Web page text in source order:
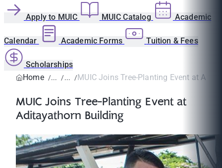
Apply to MUIC MUIC Catalog Academic
Calendar Academic Forms Tuition & Fees
Scholarships
Home
MUIC Joins Tree-Planting Event at
MUIC Joins Tree-Planting Event at
Aditayathorn Building